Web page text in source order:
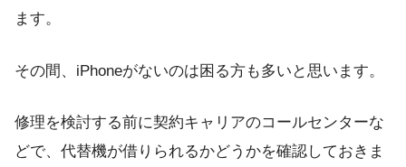
ます。
その間、iPhoneがないのは困る方も多いと思います。
修理を検討する前に契約キャリアのコールセンターな
どで、代替機が借りられるかどうかを確認しておきま